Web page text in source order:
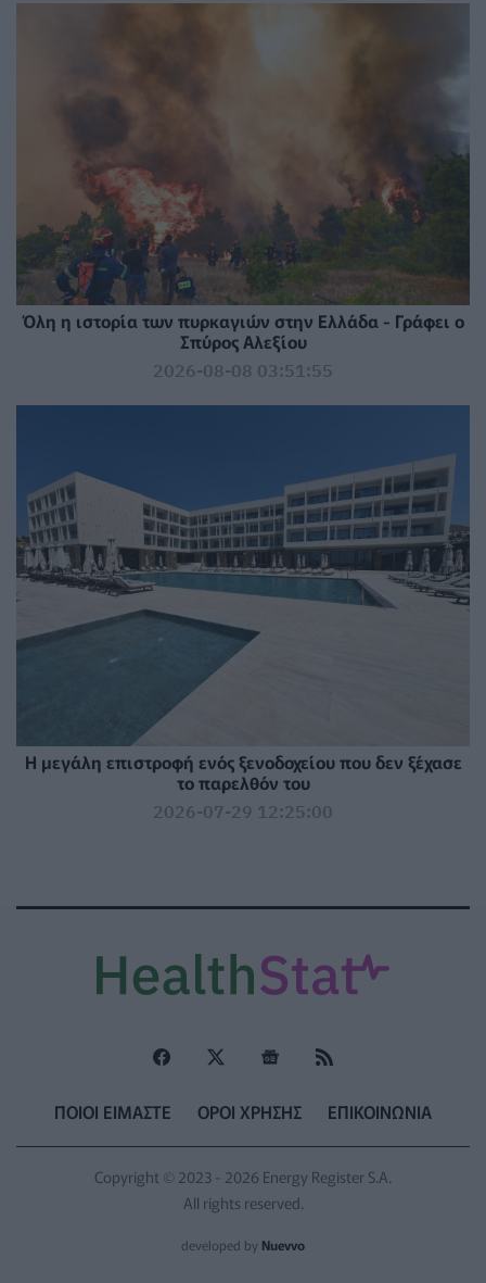
Όλη η ιστορία των πυρκαγιών στην Ελλάδα - Γράφει ο
Σπύρος Αλεξίου
2026-08-08 03:51:55
Η μεγάλη επιστροφή ενός ξενοδοχείου που δεν ξέχασε
το παρελθόν του
2026-07-29 12:25:00
ΠΟΙΟΙ ΕΙΜΑΣΤΕ ΟΡΟΙ ΧΡΗΣΗΣ ΕΠΙΚΟΙΝΩΝΙΑ
Copyright © 2023 - 2026 Energy Register S.A.
All rights reserved.
developed by Nuevvo